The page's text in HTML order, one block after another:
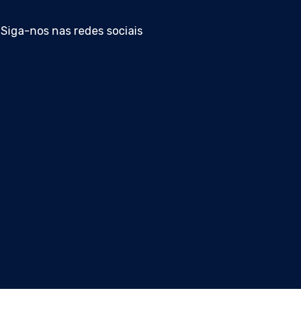
Siga-nos nas redes sociais